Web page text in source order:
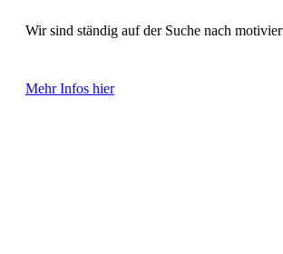
Wir sind ständig auf der Suche nach
Mehr Infos hier